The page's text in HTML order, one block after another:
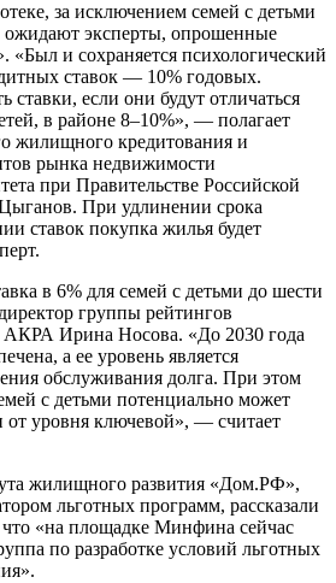
за исключением семей с детьми
ожидают эксперты, опрошенные
и сохраняется психологический
ставок — 10% годовых.
если они будут отличаться
в районе 8–10%», — полагает
жилищного кредитования и
рынка недвижимости
при Правительстве Российской
При удлинении срока
ставок покупка жилья будет
в 6% для семей с детьми до шести
группы рейтингов
АКРА Ирина Носова. «До 2030 года
а ее уровень является
обслуживания долга. При этом
с детьми потенциально может
от уровня ключевой», — считает
жилищного развития «Дом.РФ»,
льготных программ, рассказали
«на площадке Минфина сейчас
по разработке условий льготных